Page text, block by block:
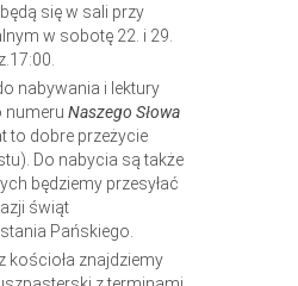
się w sali przy
w sobotę 22. i 29.
nabywania i lektury
numeru Naszego Słowa
to dobre przeżycie
Do nabycia są także
będziemy przesyłać
świąt
Pańskiego.
kościoła znajdziemy